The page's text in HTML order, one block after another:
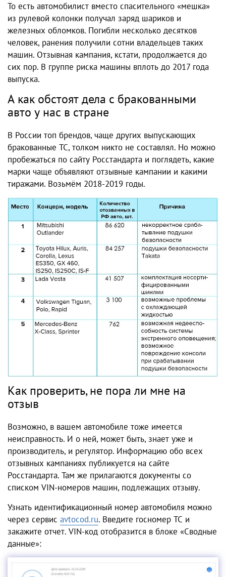
То есть автомобилист вместо спасительного «мешка»
из рулевой колонки получал заряд шариков и
железных обломков. Погибли несколько десятков
человек, ранения получили сотни владельцев таких
машин. Отзывная кампания, кстати, продолжается до
сих пор. В группе риска машины вплоть до 2017 года
выпуска.
А как обстоят дела с бракованными
авто у нас в стране
В России топ брендов, чаще других выпускающих
бракованные ТС, толком никто не составлял. Но можно
пробежаться по сайту Росстандарта и поглядеть, какие
марки чаще объявляют отзывные кампании и какими
тиражами. Возьмём 2018-2019 годы.
Как проверить, не пора ли мне на
отзыв
Возможно, в вашем автомобиле тоже имеется
неисправность. И о ней, может быть, знает уже и
производитель, и регулятор. Информацию обо всех
отзывных кампаниях публикуется на сайте
Росстандарта. Там же прилагаются документы со
списком VIN-номеров машин, подлежащих отзыву.
Узнать идентификационный номер автомобиля можно
через сервис avtocod.ru. Введите госномер ТС и
закажите отчет. VIN-код отобразится в блоке «Сводные
данные»: